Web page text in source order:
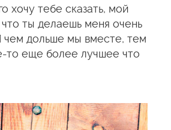
хочу тебе сказать, мой
ты делаешь меня очень
чем дольше мы вместе, тем
то еще более лучшее что